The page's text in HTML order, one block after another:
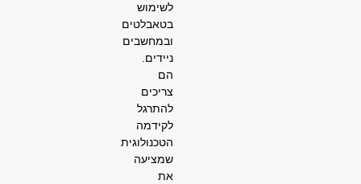
לשימוש
בטאבלטים
ובמחשבים
ניידים.
הם
צריכים
להתרגל
לקידמה
הטכנולוגית
שמציעה
את